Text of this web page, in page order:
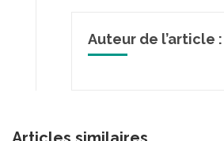
Auteur de l’article :